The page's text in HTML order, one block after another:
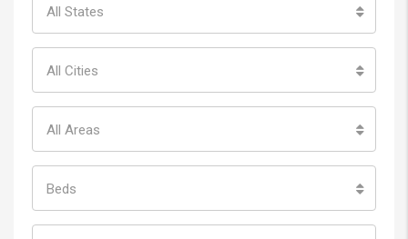
All States
All Cities
All Areas
Beds